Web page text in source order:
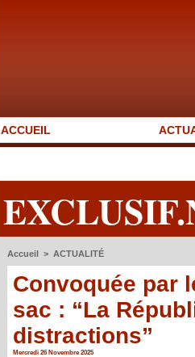
ACCUEIL
Accueil > ACTUALITÉ
Convoquée par
sac : “La
distractions”
Mercredi 26 Novembre 2025